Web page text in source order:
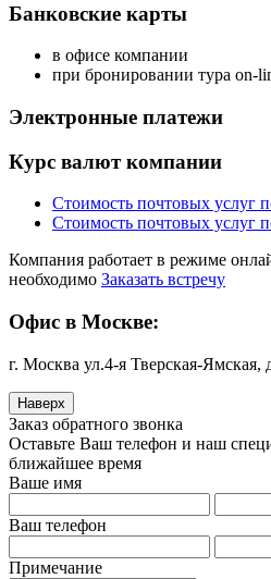
Банковские карты
в офисе компании
при бронировании тура on-
Электронные платежи
Курс валют компании
Стоимость почтовых услуг
Стоимость почтовых услуг
Компания работает в режиме
необходимо Заказать встречу
Офис в Москве:
г. Москва ул.4-я Тверская-Ямская,
Наверх
Заказ обратного звонка
Оставьте Ваш телефон и наш
ближайшее время
Ваше имя
Ваш телефон
Примечание